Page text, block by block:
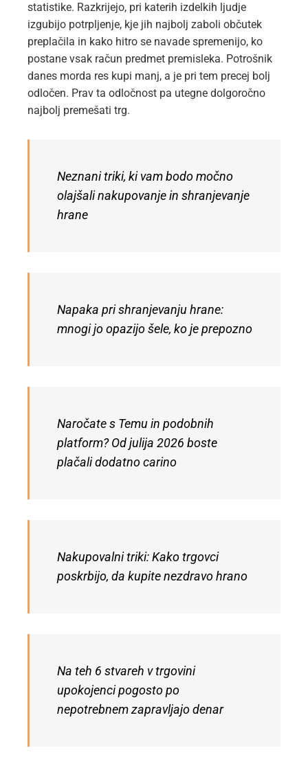
statistike. Razkrijejo, pri katerih izdelkih ljudje
izgubijo potrpljenje, kje jih najbolj zaboli občutek
preplačila in kako hitro se navade spremenijo, ko
postane vsak račun predmet premisleka. Potrošnik
danes morda res kupi manj, a je pri tem precej bolj
odločen. Prav ta odločnost pa utegne dolgoročno
najbolj premešati trg.
Neznani triki, ki vam bodo močno
olajšali nakupovanje in shranjevanje
hrane
Napaka pri shranjevanju hrane:
mnogi jo opazijo šele, ko je prepozno
Naročate s Temu in podobnih
platform? Od julija 2026 boste
plačali dodatno carino
Nakupovalni triki: Kako trgovci
poskrbijo, da kupite nezdravo hrano
Na teh 6 stvareh v trgovini
upokojenci pogosto po
nepotrebnem zapravljajo denar